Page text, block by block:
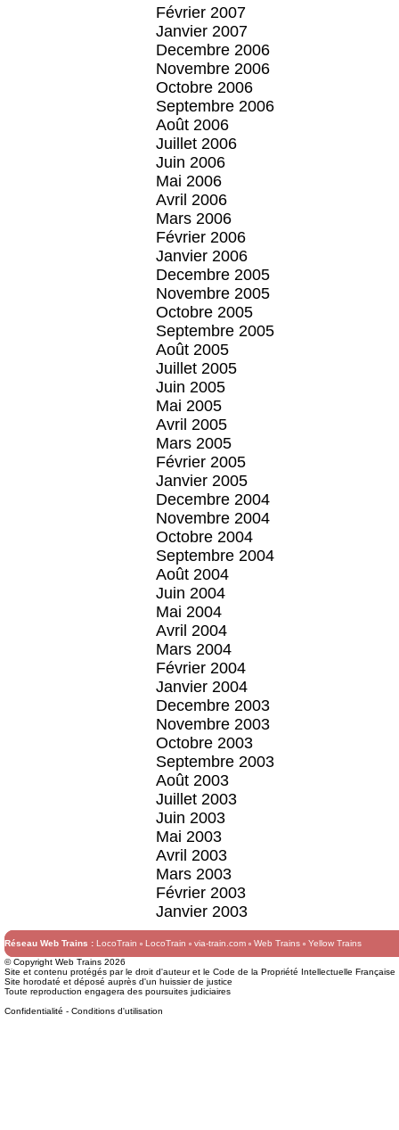
Février 2007
Janvier 2007
Decembre 2006
Novembre 2006
Octobre 2006
Septembre 2006
Août 2006
Juillet 2006
Juin 2006
Mai 2006
Avril 2006
Mars 2006
Février 2006
Janvier 2006
Decembre 2005
Novembre 2005
Octobre 2005
Septembre 2005
Août 2005
Juillet 2005
Juin 2005
Mai 2005
Avril 2005
Mars 2005
Février 2005
Janvier 2005
Decembre 2004
Novembre 2004
Octobre 2004
Septembre 2004
Août 2004
Juin 2004
Mai 2004
Avril 2004
Mars 2004
Février 2004
Janvier 2004
Decembre 2003
Novembre 2003
Octobre 2003
Septembre 2003
Août 2003
Juillet 2003
Juin 2003
Mai 2003
Avril 2003
Mars 2003
Février 2003
Janvier 2003
Réseau Web Trains : LocoTrain LocoTrain via-train.com Web Trains
Yellow Trains
© Copyright Web Trains 2026
Site et contenu protégés par le droit d'auteur et le Code de la Propriété Intellectuelle Française
Site horodaté et déposé auprès d'un huissier de justice
Toute reproduction engagera des poursuites judiciaires
Confidentialité - Conditions d'utilisation